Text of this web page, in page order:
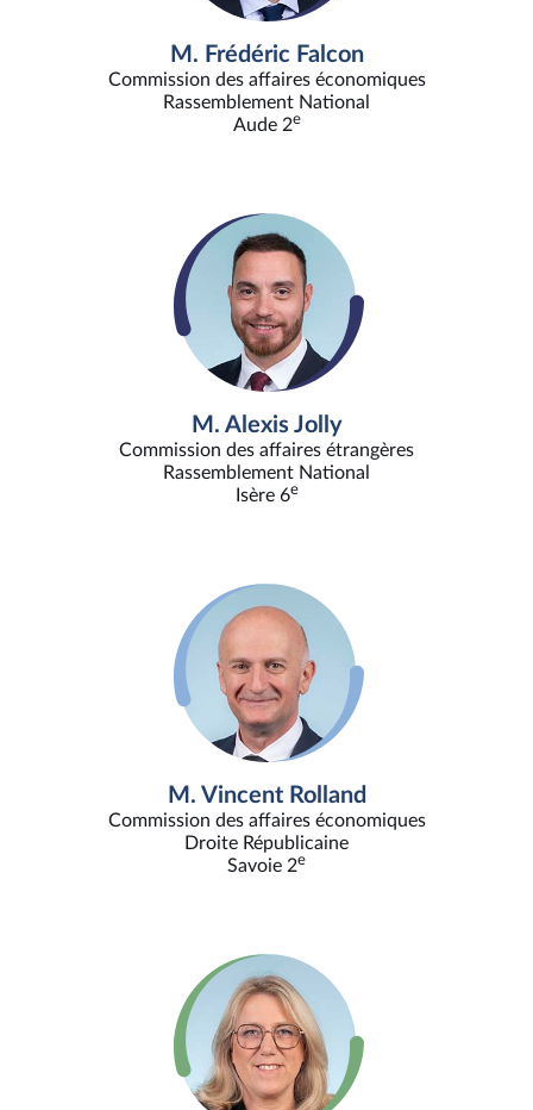
M. Frédéric Falcon
Commission des affaires économiques
Rassemblement National
Aude 2e
M. Alexis Jolly
Commission des affaires étrangères
Rassemblement National
Isère 6e
M. Vincent Rolland
Commission des affaires économiques
Droite Républicaine
Savoie 2e